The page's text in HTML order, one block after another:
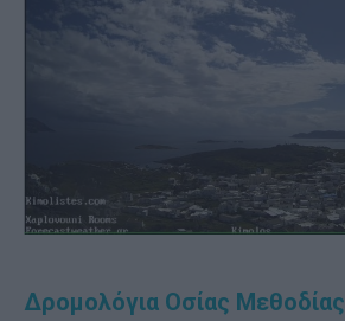
Δρομολόγια Οσίας Μεθοδίας